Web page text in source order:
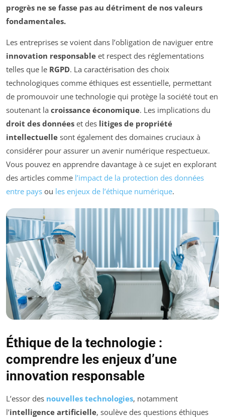
progrès ne se fasse pas au détriment de nos valeurs
fondamentales.
Les entreprises se voient dans l’obligation de naviguer entre
innovation responsable et respect des réglementations
telles que le RGPD. La caractérisation des choix
technologiques comme éthiques est essentielle, permettant
de promouvoir une technologie qui protège la société tout en
soutenant la croissance économique. Les implications du
droit des données et des litiges de propriété
intellectuelle sont également des domaines cruciaux à
considérer pour assurer un avenir numérique respectueux.
Vous pouvez en apprendre davantage à ce sujet en explorant
des articles comme l’impact de la protection des données
entre pays ou les enjeux de l’éthique numérique.
Éthique de la technologie :
comprendre les enjeux d’une
innovation responsable
L’essor des nouvelles technologies, notamment
l’intelligence artificielle, soulève des questions éthiques